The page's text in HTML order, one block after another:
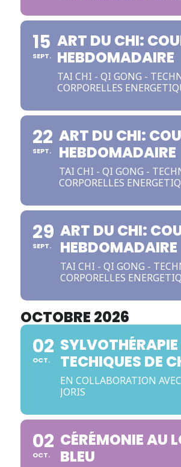
15
SEPT.
ART DU CHI:
HEBDOMADAIRE
TAI CHI - QI GONG -
CORPORELLES
22
SEPT.
ART DU CHI:
HEBDOMADAIRE
TAI CHI - QI GONG -
CORPORELLES
29
SEPT.
ART DU CHI:
HEBDOMADAIRE
TAI CHI - QI GONG -
CORPORELLES
OCTOBRE 2026
02
OCT.
TECHIQUES DE
EN COLLABORATION
JORIS
02
OCT.
CÉRÉMONIE AU
BLEU